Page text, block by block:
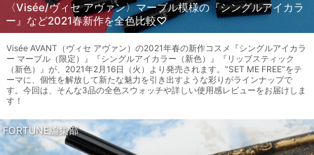
〈Visée/ヴィセ アヴァン〉マーブル模様の『シングルアイカラ
ー』など2021春新作を全色比較♡
Visée AVANT（ヴィセ アヴァン）の2021年春の新作コスメ『シングルアイカラ
ー マーブル（限定）』『シングルアイカラー（新色）』『リップスティック
（新色）』が、2021年2月16日（火）より発売されます。“SET ME FREE”をテ
ーマに、個性を解放して新たな魅力を引き出すような彩りがラインナップで
す。今回は、そんな3品の全色スウォッチや詳しい使用感レビューをお届けしま
す！
FORTUNE編集部